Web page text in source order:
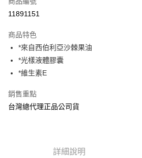
超商取貨付款
Apple Pay
街口支付
Google Pay
11891151
商品特色
*來自西伯利亞沙棘果油
*光樣液體膠囊
*維生素E
銷售重點
台灣總代理正品公司貨
詳細說明